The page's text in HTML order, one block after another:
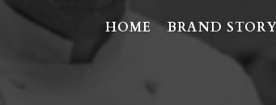
HOME BRAND STORY